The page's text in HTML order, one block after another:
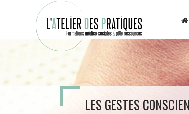
LES GESTES
Panneau de gestion des cookies